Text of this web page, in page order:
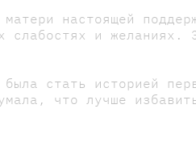
настоящей
слабостях и
стать историей
что лучше